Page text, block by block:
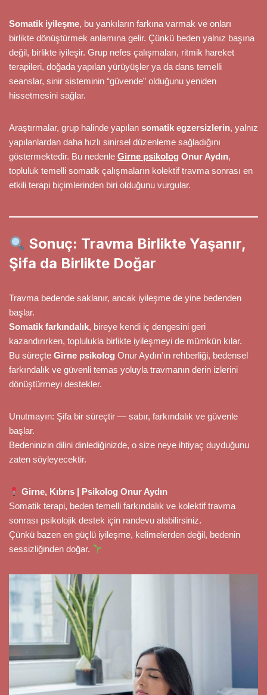
Somatik iyileşme, bu yankıların farkına varmak ve onları
birlikte dönüştürmek anlamına gelir. Çünkü beden yalnız başına
değil, birlikte iyileşir. Grup nefes çalışmaları, ritmik hareket
terapileri, doğada yapılan yürüyüşler ya da dans temelli
seanslar, sinir sisteminin “güvende” olduğunu yeniden
hissetmesini sağlar.
Araştırmalar, grup halinde yapılan somatik egzersizlerin, yalnız
yapılanlardan daha hızlı sinirsel düzenleme sağladığını
göstermektedir. Bu nedenle Girne psikolog Onur Aydın,
topluluk temelli somatik çalışmaların kolektif travma sonrası en
etkili terapi biçimlerinden biri olduğunu vurgular.
Sonuç: Travma Birlikte Yaşanır,
Şifa da Birlikte Doğar
Travma bedende saklanır, ancak iyileşme de yine bedenden
başlar.
Somatik farkındalık, bireye kendi iç dengesini geri
kazandırırken, toplulukla birlikte iyileşmeyi de mümkün kılar.
Bu süreçte Girne psikolog Onur Aydın’ın rehberliği, bedensel
farkındalık ve güvenli temas yoluyla travmanın derin izlerini
dönüştürmeyi destekler.
Unutmayın: Şifa bir süreçtir — sabır, farkındalık ve güvenle
başlar.
Bedeninizin dilini dinlediğinizde, o size neye ihtiyaç duyduğunu
zaten söyleyecektir.
Girne, Kıbrıs | Psikolog Onur Aydın
Somatik terapi, beden temelli farkındalık ve kolektif travma
sonrası psikolojik destek için randevu alabilirsiniz.
Çünkü bazen en güçlü iyileşme, kelimelerden değil, bedenin
sessizliğinden doğar.